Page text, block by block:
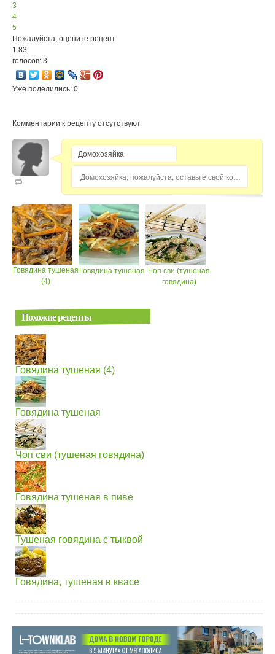
3
4
5
Пожалуйста, оцените рецепт
1.83
голосов: 3
Уже поделились: 0
Комментарии к рецепту отсутствуют
Домохозяйка, пожалуйста, оставьте свой комментарий...
Говядина тушеная
(4)
Говядина тушеная Чоп сви (тушеная
говядина)
Похожие рецепты
Говядина тушеная (4)
Говядина тушеная
Чоп сви (тушеная говядина)
Говядина тушеная в пиве
Тушеная говядина с тыквой
Говядина, тушеная в квасе